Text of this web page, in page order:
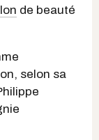
de beauté
selon sa